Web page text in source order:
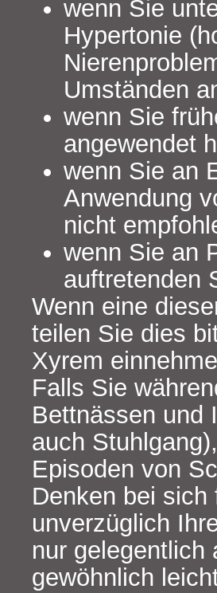
wenn Sie
Hypertonie
Umständen
wenn Sie
angewendet
wenn Sie an
Anwendung
nicht
wenn Sie an
auftretenden
Wenn eine
teilen Sie dies
Xyrem
Falls Sie
Bettnässen und
auch
Episoden von
Denken bei
unverzüglich
nur gelegentlich
gewöhnlich